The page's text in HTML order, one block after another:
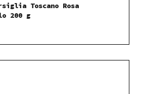
Toscano Rosa
200 g